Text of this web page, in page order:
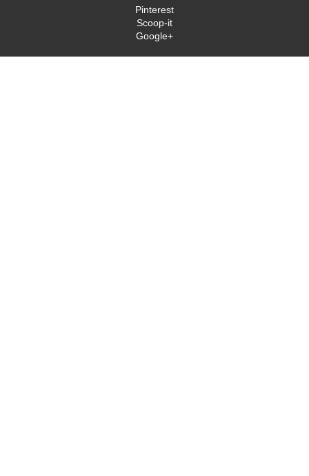
Pinterest
Scoop-it
Google+